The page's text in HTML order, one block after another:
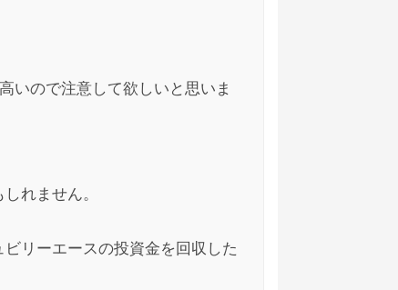
いので注意して欲しいと思いま
れません。
リーエースの投資金を回収した